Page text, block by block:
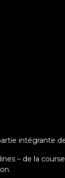
intégrante
– de la